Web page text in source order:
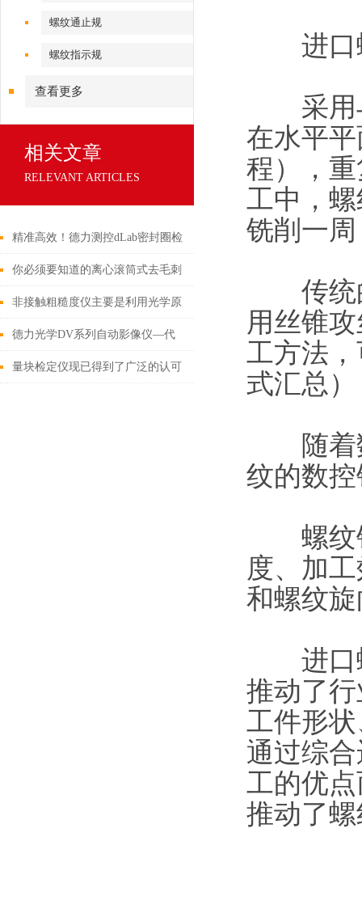
螺纹通止规
螺纹指示规
查看更多
相关文章
RELEVANT ARTICLES
精准高效！德力测控dLab密封圈检
测仪，为大型密封圈质检按下“快
进键”！
你必须要知道的离心滚筒式去毛刺
机的6大优点！
非接触粗糙度仪主要是利用光学原
理进行测试
德力光学DV系列自动影像仪—代
替传统手动测量实现自动化高效测
量块检定仪现已得到了广泛的认可
进口
采用与
在水平
程），
工中，
铣削一
传统的
用丝锥
工方法
式汇总）
随着数
纹的数
螺纹铣
度、加
和螺纹
进口螺
推动了
工件形
通过综
工的优
推动了